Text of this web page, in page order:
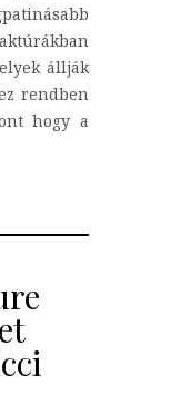
állják
rendben
hogy a